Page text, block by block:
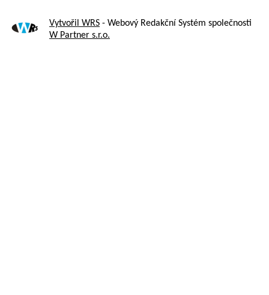
Vytvořil WRS - Webový Redakční Systém společnosti
W Partner s.r.o.